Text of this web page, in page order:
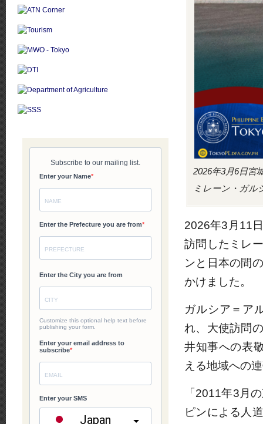
2026年3月6日宮
ミレーン・ガル
2026年3月11
訪問したミレ
ンと日本の間
かけました。
ガルシア＝ア
れ、大使訪問
井知事への表
える地域への
「2011年3月
ピンによる人